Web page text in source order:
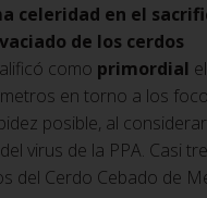
celeridad en el
vaciado de los cerdos
como primordial el
en torno a los
posible, al
del virus de la PPA. Casi
del Cerdo Cebado de